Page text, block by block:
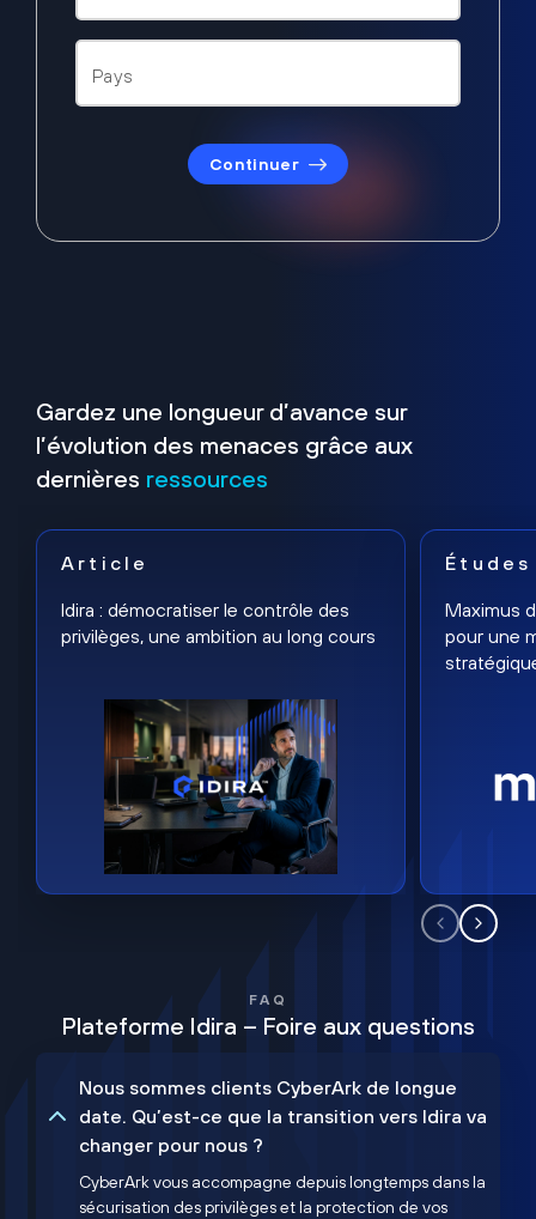
Continuer
Gardez une longueur d’avance sur
l’évolution des menaces grâce aux
dernières ressources
Article
Idira : démocratiser le contrôle des
privilèges, une ambition au long cours
Études
Maximus
pour une
FAQ
Plateforme Idira – Foire aux questions
Nous sommes clients CyberArk de longue
date. Qu’est-ce que la transition vers Idira va
changer pour nous ?
CyberArk vous accompagne depuis longtemps dans la
sécurisation des privilèges et la protection de vos